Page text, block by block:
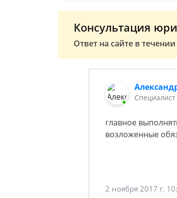
Консультация
Ответ на сайте в
главное
возложенные
2 ноября 2017 г.